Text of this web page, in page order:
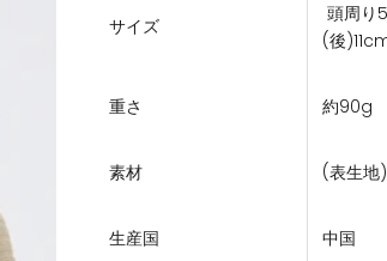
サイズ
頭周
(後
重さ 約90g
素材 (表生地
生産国 中国